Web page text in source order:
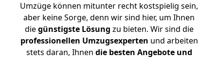
Umzüge können mitunter recht kostspielig sein,
aber keine Sorge, denn wir sind hier, um Ihnen
diegünstigste Lösung zu bieten. Wir sind die
professionellen Umzugsexperten und arbeiten
stets daran, Ihnen die besten Angebote und